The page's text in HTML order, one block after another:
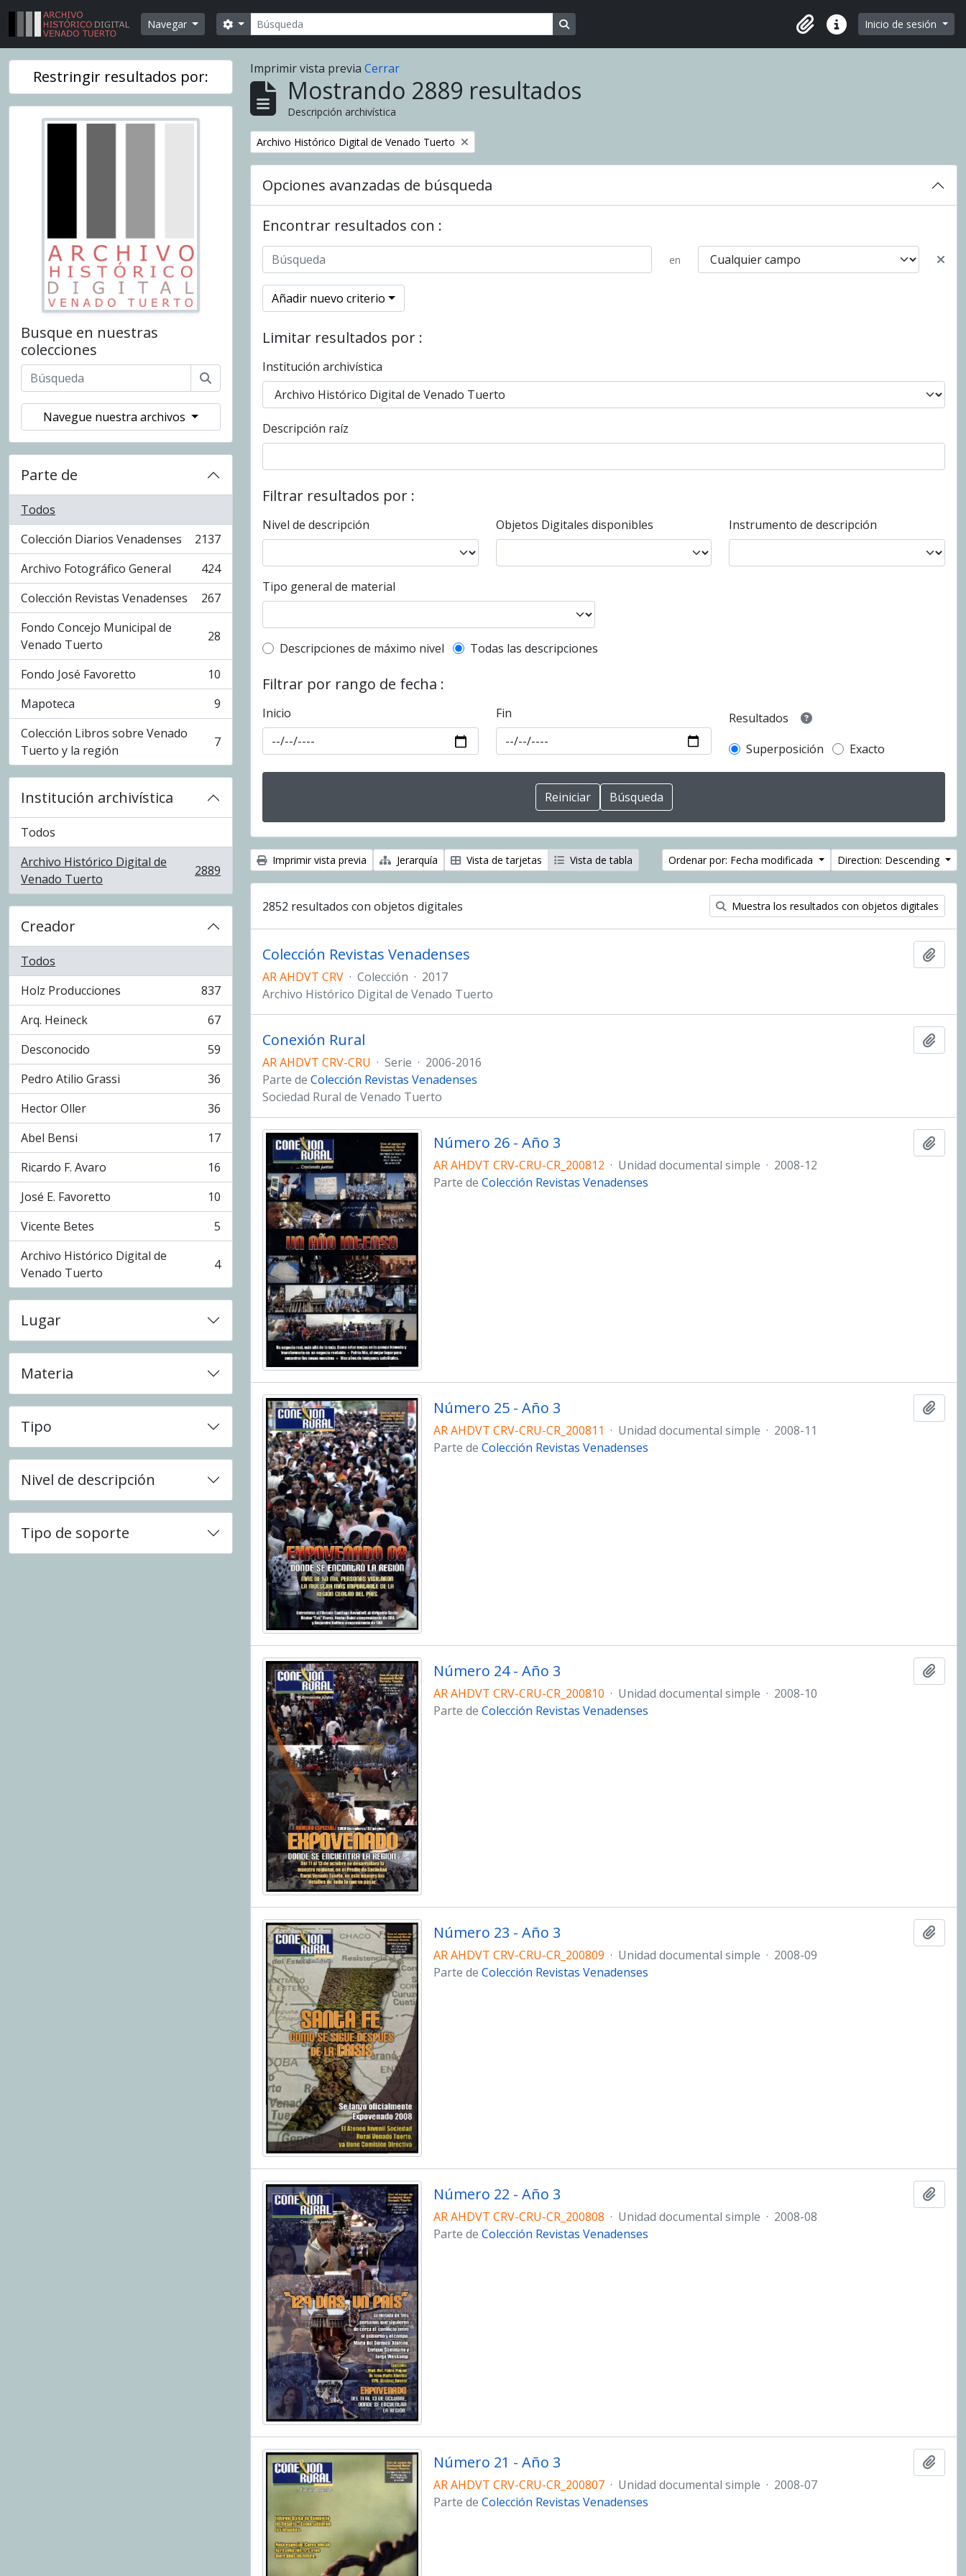
Skip to main content
Navegar
Búsqueda
Search options Search in browse page
Portapapeles
Enlaces rápidos
Inicio de sesión
Restringir resultados por:
Busque en nuestras
colecciones
Navegue nuestra archivos
Parte de
Todos
Colección Diarios Venadenses
, 2137 resultados
2137
Archivo Fotográfico General
, 424 resultados
424
Colección Revistas Venadenses
, 267 resultados
267
Fondo Concejo Municipal de
Venado Tuerto
, 28 resultados 28
Fondo José Favoretto
, 10 resultados
10
Mapoteca
, 9 resultados
9
Colección Libros sobre Venado
Tuerto y la región
, 7 resultados 7
Institución archivística
Todos
Archivo Histórico Digital de
Venado Tuerto
, 2889 resultados 2889
Creador
Todos
Holz Producciones
, 837 resultados
837
Arq. Heineck
, 67 resultados
67
Desconocido
, 59 resultados
59
Pedro Atilio Grassi
, 36 resultados
36
Hector Oller
, 36 resultados
36
Abel Bensi
, 17 resultados
17
Ricardo F. Avaro
, 16 resultados
16
José E. Favoretto
, 10 resultados
10
Vicente Betes
, 5 resultados
5
Archivo Histórico Digital de
Venado Tuerto
, 4 resultados 4
Lugar
Materia
Tipo
Nivel de descripción
Tipo de soporte
Imprimir vista previa Cerrar
Mostrando 2889 resultados
Descripción archivística
Remover filtro
Archivo Histórico Digital de Venado Tuerto
Opciones avanzadas de búsqueda
Encontrar resultados con :
en
Añadir nuevo criterio
Limitar resultados por :
Institución archivística
Descripción raíz
Filtrar resultados por :
Nivel de descripción Objetos Digitales disponibles Instrumento de descripción
Tipo general de material
Top-level description filter
Descripciones de máximo nivel Todas las descripciones
Filtrar por rango de fecha :
Inicio Fin
Resultados
Superposición
Exacto
Imprimir vista previa Jerarquía Vista de tarjetas Vista de tabla Ordenar por: Fecha modificada Direction: Descending
2852 resultados con objetos digitales Muestra los resultados con objetos digitales
Colección Revistas Venadenses
AR AHDVT CRV · Colección · 2017
Archivo Histórico Digital de Venado Tuerto
Conexión Rural
AR AHDVT CRV-CRU · Serie · 2006-2016
Parte de Colección Revistas Venadenses
Sociedad Rural de Venado Tuerto
Número 26 - Año 3
AR AHDVT CRV-CRU-CR_200812 · Unidad documental simple · 2008-12
Parte de Colección Revistas Venadenses
Número 25 - Año 3
AR AHDVT CRV-CRU-CR_200811 · Unidad documental simple · 2008-11
Parte de Colección Revistas Venadenses
Número 24 - Año 3
AR AHDVT CRV-CRU-CR_200810 · Unidad documental simple · 2008-10
Parte de Colección Revistas Venadenses
Número 23 - Año 3
AR AHDVT CRV-CRU-CR_200809 · Unidad documental simple · 2008-09
Parte de Colección Revistas Venadenses
Número 22 - Año 3
AR AHDVT CRV-CRU-CR_200808 · Unidad documental simple · 2008-08
Parte de Colección Revistas Venadenses
Número 21 - Año 3
AR AHDVT CRV-CRU-CR_200807 · Unidad documental simple · 2008-07
Parte de Colección Revistas Venadenses